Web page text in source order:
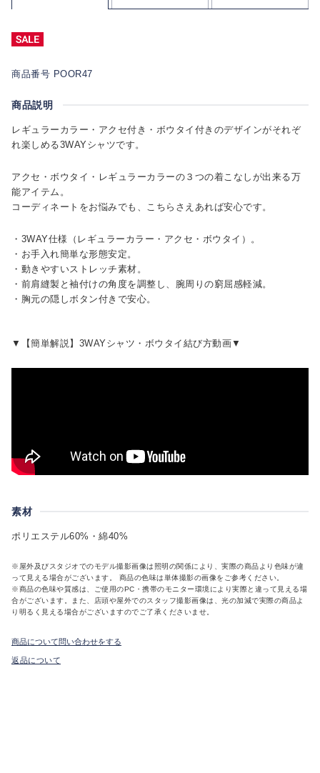
商品番号 POOR47
商品説明
レギュラーカラー・アクセ付き・ボウタイ付きのデザインがそれぞ
れ楽しめる3WAYシャツです。
アクセ・ボウタイ・レギュラーカラーの３つの着こなしが出来る万
能アイテム。
コーディネートをお悩みでも、こちらさえあれば安心です。
・3WAY仕様（レギュラーカラー・アクセ・ボウタイ）。
・お手入れ簡単な形態安定。
・動きやすいストレッチ素材。
・前肩縫製と袖付けの角度を調整し、腕周りの窮屈感軽減。
・胸元の隠しボタン付きで安心。
▼【簡単解説】3WAYシャツ・ボウタイ結び方動画▼
素材
ポリエステル60%・綿40%
※屋外及びスタジオでのモデル撮影画像は照明の関係により、実際の商品より色味が違
って見える場合がございます。 商品の色味は単体撮影の画像をご参考ください。
※商品の色味や質感は、ご使用のPC・携帯のモニター環境により実際と違って見える場
合がございます。また、店頭や屋外でのスタッフ撮影画像は、光の加減で実際の商品よ
り明るく見える場合がございますのでご了承くださいませ。
商品について問い合わせをする
返品について